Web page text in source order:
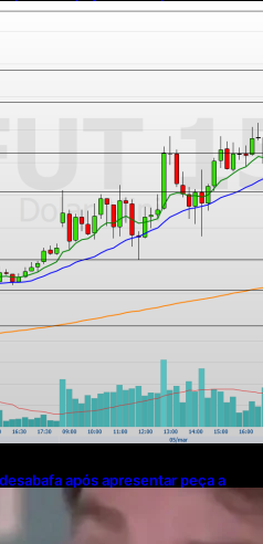
após apresentar peça a
quatro pessoas